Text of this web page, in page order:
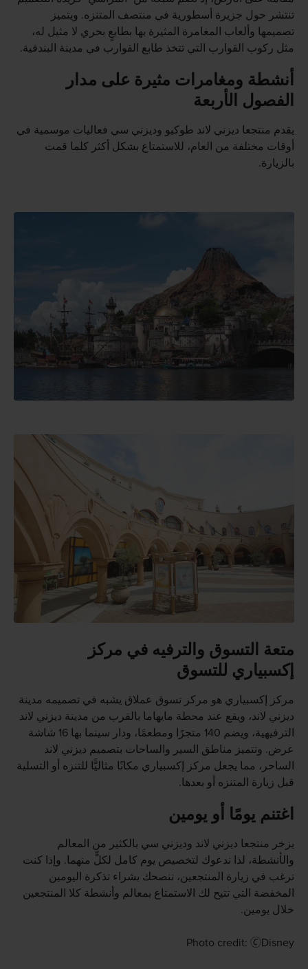
تنتشر حول جزيرة أسطورية في منتصف المتنزه. ويتميز
تصميمها وألعاب المغامرة المثيرة بها بطابعٍ بحري لا مثيل له،
مثل ركوب القوارب التي تتخذ طابع القوارب في مدينة البندقية.
أنشطة ومغامرات مثيرة على مدار
الفصول الأربعة
يقدم منتجعا ديزني لاند طوكيو وديزني سي فعاليات موسمية في
أوقات مختلفة من العام، للاستمتاع بشكل أكثر كلما قمت
بالزيارة.
متعة التسوق والترفيه في مركز
إكسبياري للتسوق
مركز إكسبياري هو مركز تسوق عملاق يشبه في تصميمه مدينة
ديزني لاند، ويقع عند محطة مايهاما بالقرب من مدينة ديزني لاند
الترفيهية، ويضم 140 متجرًا ومطعمًا، ودار سينما بها 16 شاشة
عرض. وتتميز مناطق السير والساحات بتصميم ديزني لاند
الساحر، مما يجعل مركز إكسبياري مكانًا مثاليًّا للتنزه أو التسلية
قبل زيارة المتنزه أو بعدها.
اغتنم يومًا أو يومين
يزخر منتجعا ديزني لاند وديزني سي بالكثير من المعالم
والأنشطة، لذا ندعوك لتخصيص يوم كامل لكلٍّ منهما. وإذا كنت
ترغب في زيارة المنتجعين، ننصحك بشراء تذكرة اليومين
المخفضة التي تتيح لك الاستمتاع بمعالم وأنشطة كلا المنتجعين
خلال يومين.
Photo credit: 🄫Disney